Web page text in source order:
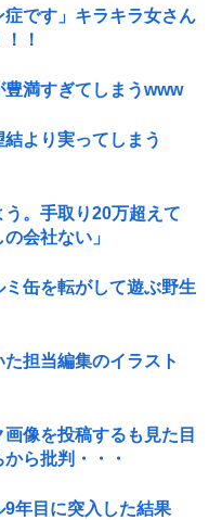
症です」キラキラ女さん
！
豊満すぎてしまうwww
結より実ってしまう
。手取り20万超えて
会社ない」
缶を転がして遊ぶ野生
た担当編集のイラスト
像を投稿するも見た目
ら批判・・・
9年目に突入した結果